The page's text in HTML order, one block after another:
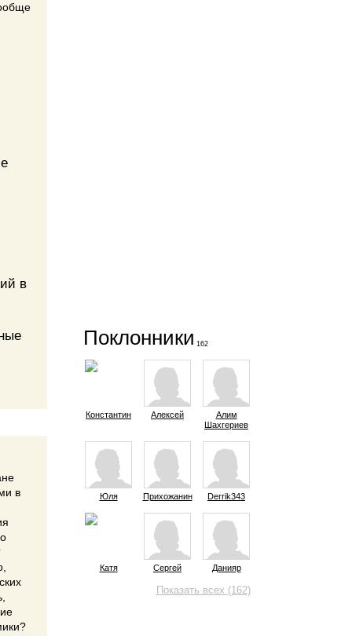
в
в
Поклонники 162
Константин Алексей
Алим
Шахгериев
Юля Прихожанин Derrik343
Катя Сергей Данияр
Показать всех (162)